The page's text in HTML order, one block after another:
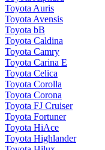
Toyota Auris
Toyota Avensis
Toyota bB
Toyota Caldina
Toyota Camry
Toyota Carina E
Toyota Celica
Toyota Corolla
Toyota Corona
Toyota FJ Cruiser
Toyota Fortuner
Toyota HiAce
Toyota Highlander